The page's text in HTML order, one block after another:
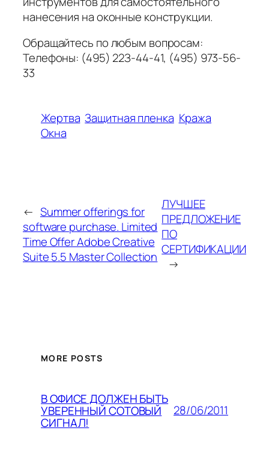
нанесения на оконные конструкции.
Обращайтесь по любым вопросам:
Телефоны: (495) 22З-44-41, (495) 973-56-
33
Жертва Защитная пленка Кража
Окна
← Summer offerings for
software purchase. Limited
Time Offer Adobe Creative
Suite 5.5 Master Collection
ЛУЧШЕЕ
ПРEДЛОЖЕНИЕ
ПО
СЕРТИФИКАЦИИ
→
MORE POSTS
В ОФИСЕ ДОЛЖЕН БЫТЬ
УВЕРЕННЫЙ СОТОВЫЙ
СИГНАЛ!
28/06/2011